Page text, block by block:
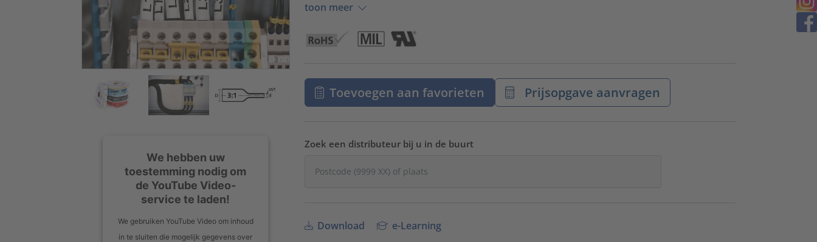
We hebben uw
toestemming nodig om
de YouTube Video-
service te laden!
We gebruiken YouTube Video om inhoud
in te sluiten die mogelijk gegevens over
toon meer
Toevoegen aan favorieten Prijsopgave aanvragen
Zoek een distributeur bij u in de buurt
Download e-Learning